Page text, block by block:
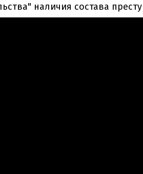
наличия состава